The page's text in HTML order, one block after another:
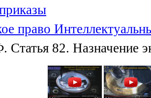
право
82. Назначение